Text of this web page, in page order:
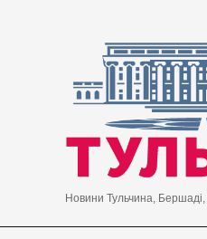
Новини Тульчина,